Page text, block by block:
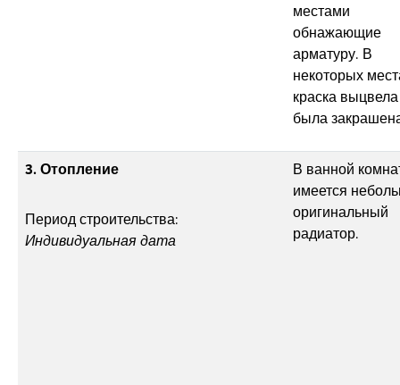
местами
обнажающие
арматуру. В
некоторых
краска
была
3. Отопление
Период строительства:
Индивидуальная дата
В ванной
имеется
оригинальный
радиатор.